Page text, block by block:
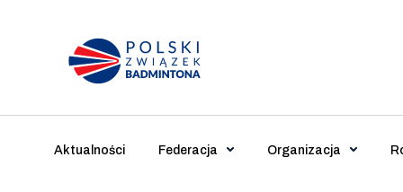
Main Navigation
Aktualności Federacja Organizacja